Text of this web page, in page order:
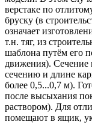
верстаке по
бруску (в
означает
т.н. тяг, из
шаблона путём его
движения). Сечение
сечению и длине
более 0,5...0,7 м).
после высыхания
раствором). Для
помещают в ящик,